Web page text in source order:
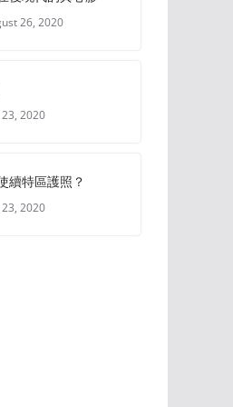
26, 2020
23, 2020
續特區護照？
23, 2020